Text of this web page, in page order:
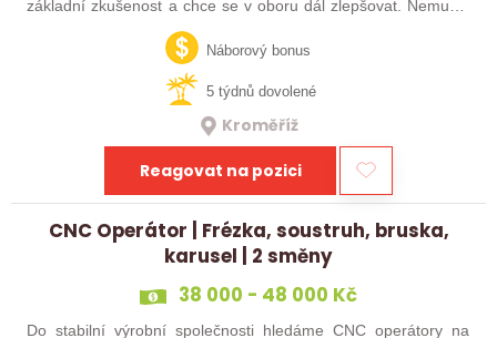
základní zkušenost a chce se v oboru dál zlepšovat. Nemusíš
abys už někdy pracoval…Náborový bonus
5 týdnů dovolené
Kroměříž
Reagovat na pozici
CNC Operátor | Frézka, soustruh, bruska,
karusel | 2 směny
38 000 - 48 000 Kč
Do stabilní výrobní společnosti hledáme CNC operátory na